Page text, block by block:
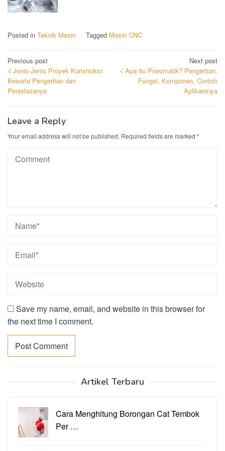
Posted in Teknik Mesin Tagged Mesin CNC
Post
navigation
Previous post
√ Jenis-Jenis Proyek Konstruksi:
Beserta Pengertian dan
Penjelasanya
Next post
√ Apa itu Pneumatik? Pengertian,
Fungsi, Komponen, Contoh
Aplikasinya
Leave a Reply
Your email address will not be published. Required fields are marked *
Save my name, email, and website in this browser for
the next time I comment.
Artikel Terbaru
Cara Menghitung Borongan Cat Tembok
Per …